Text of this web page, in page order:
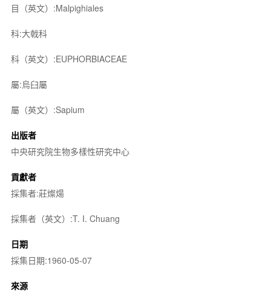
目（英文）:Malpighiales
科:大戟科
科（英文）:EUPHORBIACEAE
屬:烏臼屬
屬（英文）:Sapium
出版者
中央研究院生物多樣性研究中心
貢獻者
採集者:莊燦煬
採集者（英文）:T. I. Chuang
日期
採集日期:1960-05-07
來源